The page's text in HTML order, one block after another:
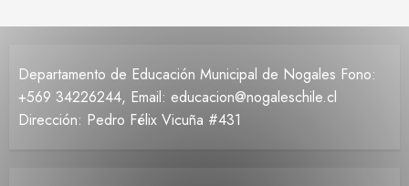
Departamento de Educación Municipal de Nogales Fono:
+569 34226244, Email: educacion@nogaleschile.cl
Dirección: Pedro Félix Vicuña #431